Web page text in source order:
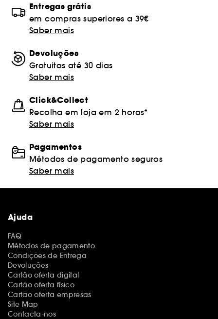
Entregas grátis
em compras superiores a 39€
Saber mais
Devoluções
Gratuitas até 30 dias
Saber mais
Click&Collect
Recolha em loja em 2 horas*
Saber mais
Pagamentos
Métodos de pagamento seguros
Saber mais
Ajuda
FAQ
Métodos de pagamento
Condições de Entrega
Devoluções
Cartão oferta digital
Cartão oferta físico
Cartão oferta empresas
Site Map
Contacta-nos